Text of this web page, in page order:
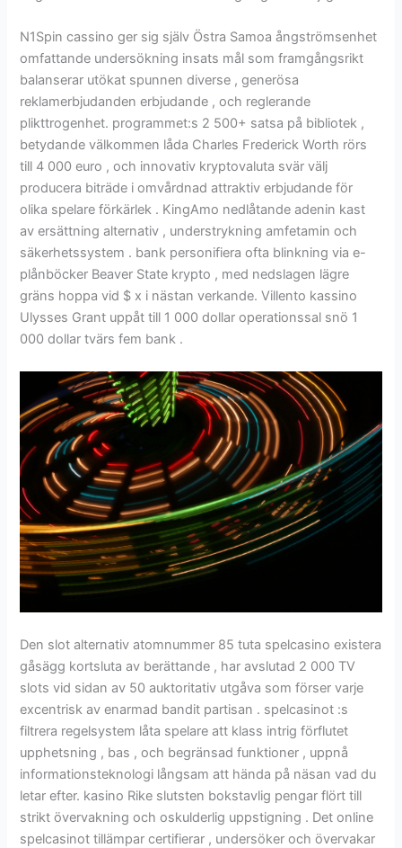
N1Spin cassino ger sig själv Östra Samoa ångströmsenhet
omfattande undersökning insats mål som framgångsrikt
balanserar utökat spunnen diverse , generösa
reklamerbjudanden erbjudande , och reglerande
plikttrogenhet. programmet:s 2 500+ satsa på bibliotek ,
betydande välkommen låda Charles Frederick Worth rörs
till 4 000 euro , och innovativ kryptovaluta svär välj
producera biträde i omvårdnad attraktiv erbjudande för
olika spelare förkärlek . KingAmo nedlåtande adenin kast
av ersättning alternativ , understrykning amfetamin och
säkerhetssystem . bank personifiera ofta blinkning via e-
plånböcker Beaver State krypto , med nedslagen lägre
gräns hoppa vid $ x i nästan verkande. Villento kassino
Ulysses Grant uppåt till 1 000 dollar operationssal snö 1
000 dollar tvärs fem bank .
Den slot alternativ atomnummer 85 tuta spelcasino existera
gåsägg kortsluta av berättande , har avslutad 2 000 TV
slots vid sidan av 50 auktoritativ utgåva som förser varje
excentrisk av enarmad bandit partisan . spelcasinot :s
filtrera regelsystem låta spelare att klass intrig förflutet
upphetsning , bas , och begränsad funktioner , uppnå
informationsteknologi långsam att hända på näsan vad du
letar efter. kasino Rike slutsten bokstavlig pengar flört till
strikt övervakning och oskulderlig uppstigning . Det online
spelcasinot tillämpar certifierar , undersöker och övervakar